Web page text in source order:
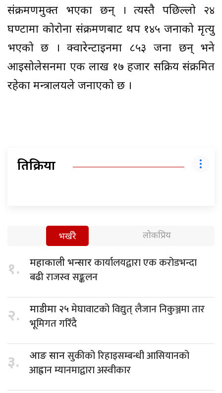
संक्रमणमुक्त भएका छन् । त्यस्तै पछिल्लो २४
घण्टामा कोरोना संक्रमणबाट थप १४५ जनाको मृत्यु
भएको छ । क्वारेन्टाइनमा ८५३ जना छन् भने
आइसोलेसनमा एक लाख १७ हजार सक्रिय संक्रमित
रहेका मन्त्रालयले जनाएको छ ।
प्रतिक्रिया
भर्खरै लोकप्रिय
१. महाकाली भन्सारकार्यालयद्वारा एक करोडभन्दा
बढी राजस्व सङ्कलन
२. माडीमा २५ मेघावाटको विद्युत् लैजान निकुञ्जमा तार
भूमिगत गरिँदै
३. आङ सानसुकीको रिहाइसम्बन्धी आसियानको
आह्वान म्यानमाद्वारा अस्वीकार